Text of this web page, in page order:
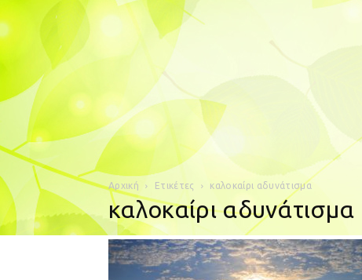
Αρχική Ετικέτες καλοκαίρι αδυνάτισμα
καλοκαίρι αδυνάτισμα